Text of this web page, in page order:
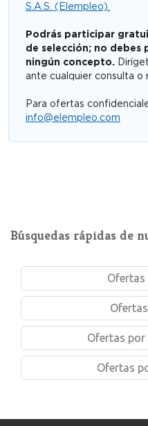
S.A.S. (Elempleo).
Podrás participar
de selección; no debes
ningún concepto.
ante cualquier consulta o
Para ofertas
info@elempleo.com
Búsquedas rápidas de
Ofertas
Ofertas por
Ofertas